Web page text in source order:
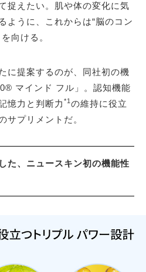
捉えたい。肌や体の変化に気
ように、これからは“脳のコン
を向ける。
に提案するのが、同社初の機
マインド フル」。認知機能
憶力と判断力 *1の維持に役立
サプリメントだ。
た、ニュースキン初の機能性